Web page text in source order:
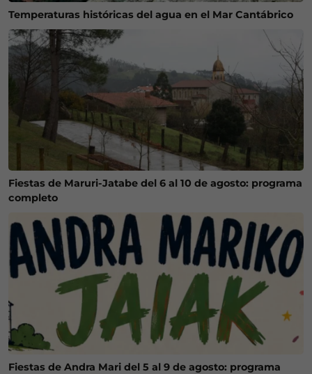
Temperaturas históricas del agua en el Mar Cantábrico
Fiestas de Maruri-Jatabe del 6 al 10 de agosto: programa
completo
Fiestas de Andra Mari del 5 al 9 de agosto: programa